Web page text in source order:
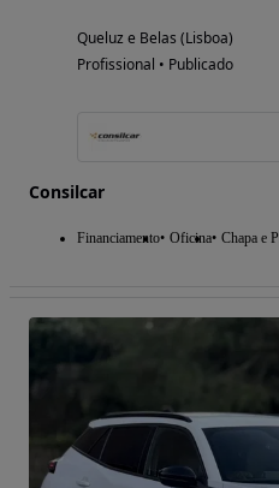
Queluz e Belas (Lisboa)
Profissional • Publicado
Consilcar
Financiamento Oficina Chapa e